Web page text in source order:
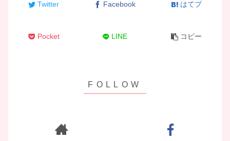
Twitter Facebook はてブ
Pocket LINE コピー